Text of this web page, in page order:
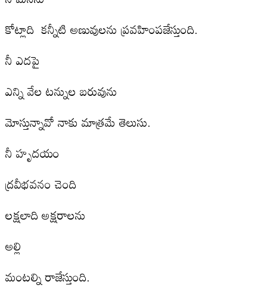
కోట్లాది కన్నీటి అణువులను ప్రవహింపజేస్తుంది.
నీ ఎదపై
ఎన్ని వేల టన్నుల బరువును
మోస్తున్నావో నాకు మాత్రమే తెలుసు.
నీ హృదయం
ద్రవీభవనం చెంది
లక్షలాది అక్షరాలను
అల్లి
మంటల్ని రాజేస్తుంది.